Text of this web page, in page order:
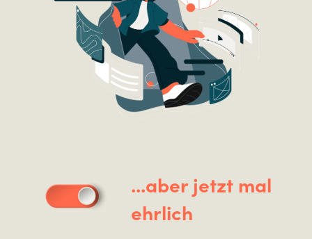
...aber jetzt mal
ehrlich